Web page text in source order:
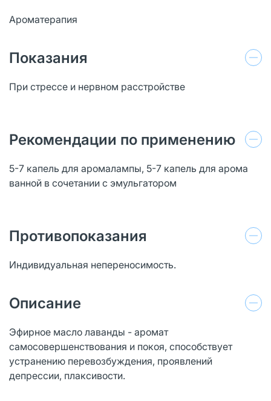
Ароматерапия
Показания
При стрессе и нервном расстройстве
Рекомендации по применению
5-7 капель для аромалампы, 5-7 капель для арома
ванной в сочетании с эмульгатором
Противопоказания
Индивидуальная непереносимость.
Описание
Эфирное масло лаванды - аромат
самосовершенствования и покоя, способствует
устранению перевозбуждения, проявлений
депрессии, плаксивости.